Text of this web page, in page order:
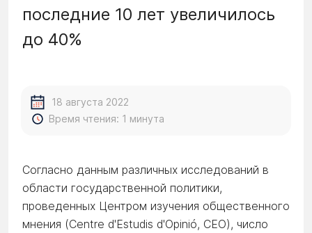
последние 10 лет увеличилось
до 40%
18 августа 2022
Время чтения: 1 минута
Согласно данным различных исследований в
области государственной политики,
проведенных Центром изучения общественного
мнения (Centre d'Estudis d'Opinió, CEO), число